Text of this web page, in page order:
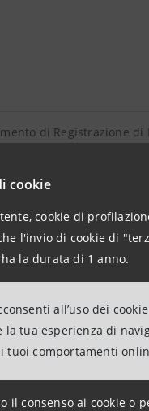
cookie
cookie di
l'invio di cookie di
la durata di 1 anno.
all’uso dei
tua esperienza di
tuoi comportamenti
il consenso ai cookie o
di Registrazione di
2016/2017 relativo al
a Tasso Fisso
con possibilità di
di ammortamento
Massimo e di
e/o Massimo,
Consumo con
da Intesa Sanpaolo